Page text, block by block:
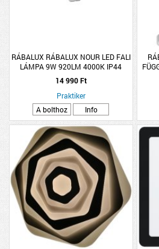
RÁBALUX RÁBALUX NOUR LED FALI
LÁMPA 9W 920LM 4000K IP44
50CM KRÓM
14 990 Ft
Praktiker
A bolthoz
Info